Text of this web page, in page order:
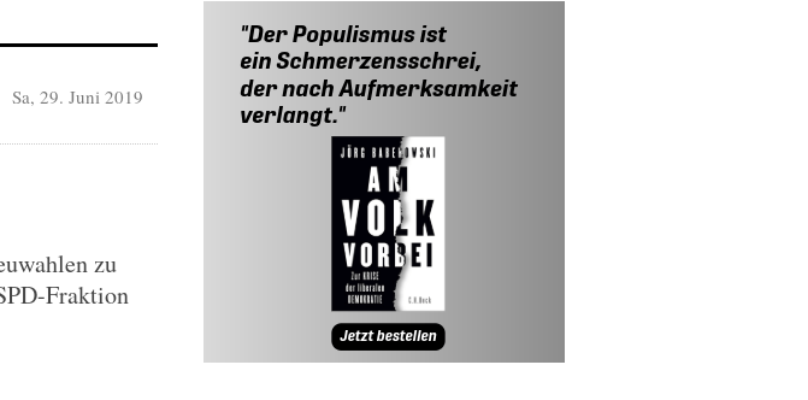
Sa, 29. Juni 2019
zu
Fraktion